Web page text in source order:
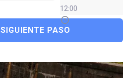
12:00
SIGUIENTE PASO